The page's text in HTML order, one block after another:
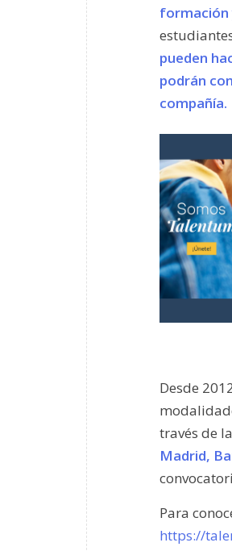
formación
pueden
podrán
compañía.
Desde
través de
Madrid,
Para
https://